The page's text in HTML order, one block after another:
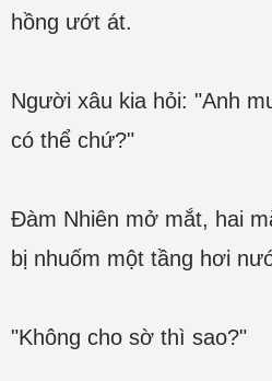
hồng ướt át.
Người xâu kia hỏi: "Anh
có thể chứ?"
Đàm Nhiên mở mắt, hai
bị nhuốm một tầng hơi
"Không cho sờ thì sao?"